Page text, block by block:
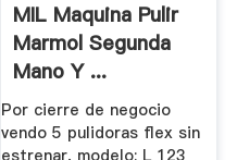
MIL Maquina Pulir
Marmol Segunda
Mano Y ...
Por cierre de negocio
vendo 5 pulidoras flex sin
estrenar, modelo: L 123